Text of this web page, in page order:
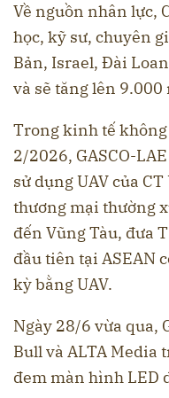
Về nguồn nhân lực,
học, kỹ sư, chuyên
Bản, Israel, Đài
và sẽ tăng lên
Trong kinh tế
2/2026, GASCO-
sử dụng UAV của
thương mại thường
đến Vũng Tàu, đưa
đầu tiên tại ASEAN
kỳ bằng UAV.
Ngày 28/6 vừa qua,
Bull và ALTA Media
đem màn hình LED